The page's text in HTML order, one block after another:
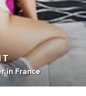
inFrance